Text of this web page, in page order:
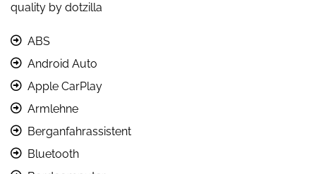
quality by dotzilla
ABS
Android Auto
Apple CarPlay
Armlehne
Berganfahrassistent
Bluetooth